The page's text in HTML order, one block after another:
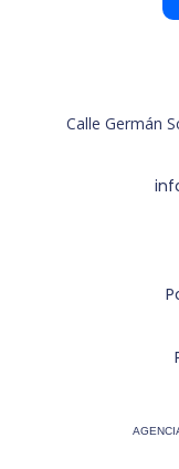
Calle Germán